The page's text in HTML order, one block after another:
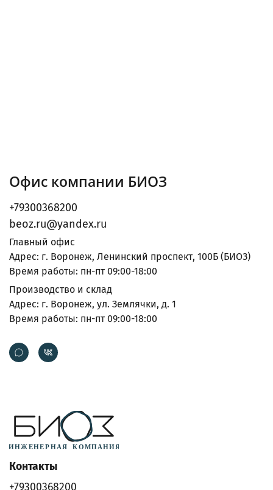
Офис компании БИОЗ
+79300368200
beoz.ru@yandex.ru
Главный офис
Адрес: г. Воронеж, Ленинский проспект, 100Б (БИОЗ)
Время работы: пн-пт 09:00-18:00
Производство и склад
Адрес: г. Воронеж, ул. Землячки, д. 1
Время работы: пн-пт 09:00-18:00
Контакты
+79300368200